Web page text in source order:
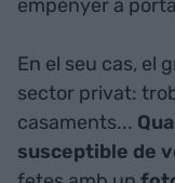
empènyer a
En el seu cas, el
sector privat:
casaments...
susceptible de